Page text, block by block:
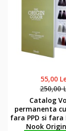
55,00
250,00
Catalog
permanenta
fara PPD si fara
Nook